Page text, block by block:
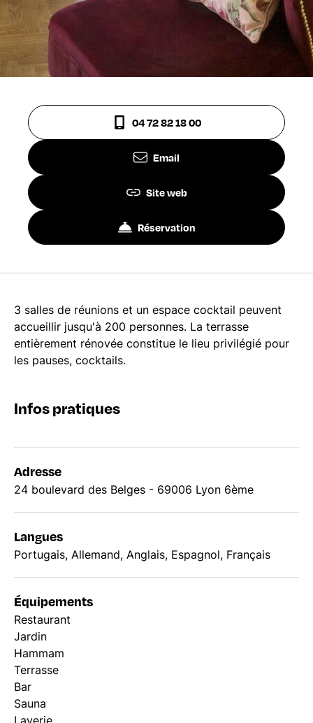
04 72 82 18 00
Email
Site web
Réservation
3 salles de réunions et un espace cocktail peuvent
accueillir jusqu'à 200 personnes. La terrasse
entièrement rénovée constitue le lieu privilégié pour
les pauses, cocktails.
Infos pratiques
Adresse
24 boulevard des Belges - 69006 Lyon 6ème
Langues
Portugais, Allemand, Anglais, Espagnol, Français
Équipements
Restaurant
Jardin
Hammam
Terrasse
Bar
Sauna
Laverie